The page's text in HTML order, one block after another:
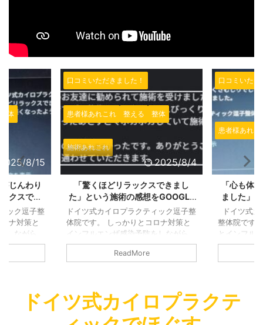
整体
2025/8/4
できまし
GOOGLE
した！あ
た！
ック逗子整
ナ対策と
しながら、
お店です
がけており
も時間の
口コミいただきました！
2025/7/18
「心も体もほぐされて帰途につき
ました」とドイツ式カイロプラク
ティック逗子整体院のGOOGLEで
施術の感想をいただきました！
ドイツ式カイロプラクティック逗子
整体院です。 しっかりとコロナ対策
とインフルエンザ感染予防をしなが
ら、営業しております。 小さなお店
ですので、継続的に換気をしていま
す。しっかりクーラーを利用して換気
しつつも適温を提供できるように心が
けております。 施術を受ける方の間
も時間の間隔を十分あけております。
ReadMore
口コミいただ
患者様あれこ
GOOGLE
プラクチ
楽にこれ
いただき
ドイツ式カ
体院です。
インフルエ
営業してお
適温を提供
ます。 施
ドイツ式カイロプラクテ